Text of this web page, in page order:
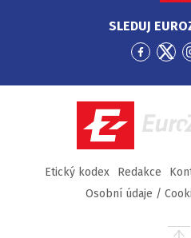
SLEDUJ
Přejít
Etický kodex Redakce
Osobní údaje /
Přejít